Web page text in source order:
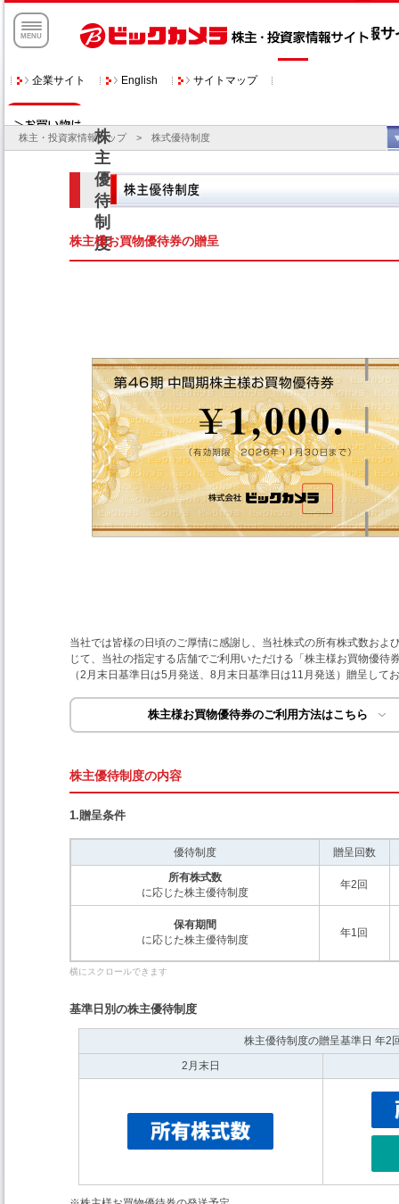
企業サイト English サイトマップ
株主・投資家情報トップ> 株式優待制度
株主様お買物優待券の贈呈
当社では皆様の日頃のご厚情に感謝し、当社株式の所有株式数およ
じて、当社の指定する店舗でご利用いただける「株主様お買物優待
（2月末日基準日は5月発送、8月末日基準日は11月発送）贈呈して
株主様お買物優待券のご利用方法はこちら
株主優待制度の内容
1.贈呈条件
優待制度
贈呈回数
所有株式数
に応じた株主優待制度
年2回
保有期間
に応じた株主優待制度
年1回
基準日別の株主優待制度
株主優待制度の贈呈基準日 年2
2月末日